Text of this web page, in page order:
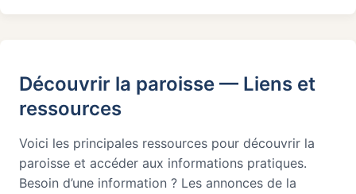
Découvrir la paroisse — Liens et
ressources
Voici les principales ressources pour découvrir la
paroisse et accéder aux informations pratiques.
Besoin d’une information ? Les annonces de la